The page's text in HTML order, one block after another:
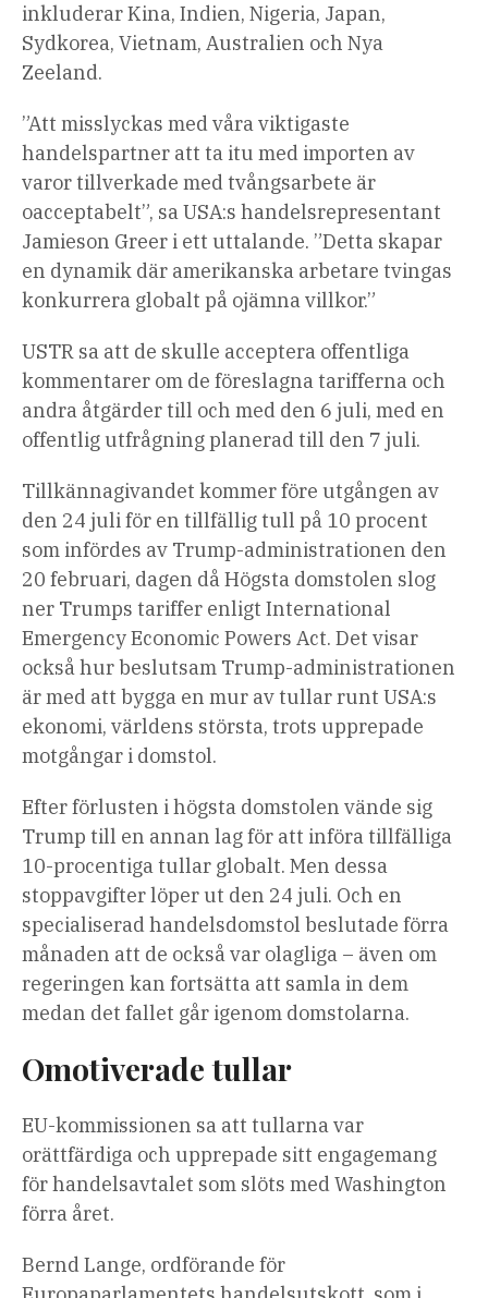
inkluderar Kina, Indien, Nigeria, Japan,
Sydkorea, Vietnam, Australien och Nya
Zeeland.
”Att misslyckas med våra viktigaste
handelspartner att ta itu med importen av
varor tillverkade med tvångsarbete är
oacceptabelt”, sa USA:s handelsrepresentant
Jamieson Greer i ett uttalande. ”Detta skapar
en dynamik där amerikanska arbetare tvingas
konkurrera globalt på ojämna villkor.”
USTR sa att de skulle acceptera offentliga
kommentarer om de föreslagna tarifferna och
andra åtgärder till och med den 6 juli, med en
offentlig utfrågning planerad till den 7 juli.
Tillkännagivandet kommer före utgången av
den 24 juli för en tillfällig tull på 10 procent
som infördes av Trump-administrationen den
20 februari, dagen då Högsta domstolen slog
ner Trumps tariffer enligt International
Emergency Economic Powers Act. Det visar
också hur beslutsam Trump-administrationen
är med att bygga en mur av tullar runt USA:s
ekonomi, världens största, trots upprepade
motgångar i domstol.
Efter förlusten i högsta domstolen vände sig
Trump till en annan lag för att införa tillfälliga
10-procentiga tullar globalt. Men dessa
stoppavgifter löper ut den 24 juli. Och en
specialiserad handelsdomstol beslutade förra
månaden att de också var olagliga – även om
regeringen kan fortsätta att samla in dem
medan det fallet går igenom domstolarna.
Omotiverade tullar
EU-kommissionen sa att tullarna var
orättfärdiga och upprepade sitt engagemang
för handelsavtalet som slöts med Washington
förra året.
Bernd Lange, ordförande för